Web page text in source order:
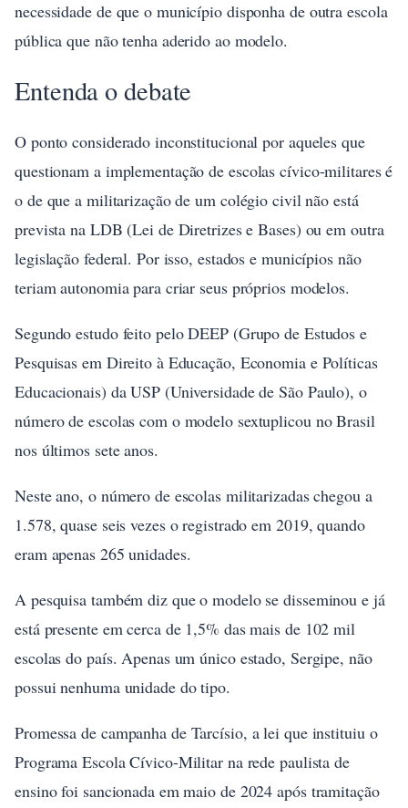
necessidade de que o município disponha de outra escola
pública que não tenha aderido ao modelo.
Entenda o debate
O ponto considerado inconstitucional por aqueles que
questionam a implementação de escolas cívico-militares é
o de que a militarização de um colégio civil não está
prevista na LDB (Lei de Diretrizes e Bases) ou em outra
legislação federal. Por isso, estados e municípios não
teriam autonomia para criar seus próprios modelos.
Segundo estudo feito pelo DEEP (Grupo de Estudos e
Pesquisas em Direito à Educação, Economia e Políticas
Educacionais) da USP (Universidade de São Paulo), o
número de escolas com o modelo sextuplicou no Brasil
nos últimos sete anos.
Neste ano, o número de escolas militarizadas chegou a
1.578, quase seis vezes o registrado em 2019, quando
eram apenas 265 unidades.
A pesquisa também diz que o modelo se disseminou e já
está presente em cerca de 1,5% das mais de 102 mil
escolas do país. Apenas um único estado, Sergipe, não
possui nenhuma unidade do tipo.
Promessa de campanha de Tarcísio, a lei que instituiu o
Programa Escola Cívico-Militar na rede paulista de
ensino foi sancionada em maio de 2024 após tramitação